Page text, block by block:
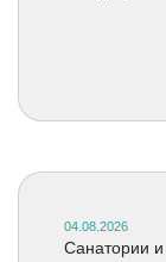
04.08.2026
Санатории